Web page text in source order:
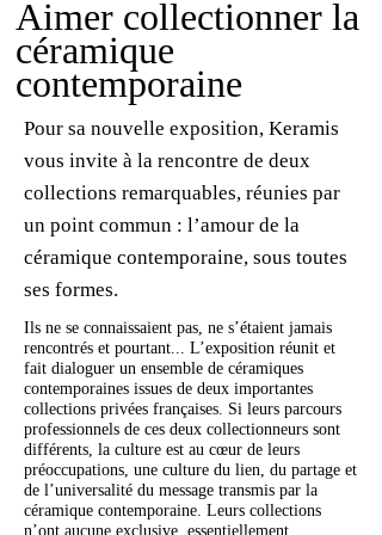
Aimer collectionner la
céramique
contemporaine
Pour sa nouvelle exposition, Keramis
vous invite à la rencontre de deux
collections remarquables, réunies par
un point commun : l’amour de la
céramique contemporaine, sous toutes
ses formes.
Ils ne se connaissaient pas, ne s’étaient jamais
rencontrés et pourtant... L’exposition réunit et
fait dialoguer un ensemble de céramiques
contemporaines issues de deux importantes
collections privées françaises. Si leurs parcours
professionnels de ces deux collectionneurs sont
différents, la culture est au cœur de leurs
préoccupations, une culture du lien, du partage et
de l’universalité du message transmis par la
céramique contemporaine. Leurs collections
n’ont aucune exclusive, essentiellement